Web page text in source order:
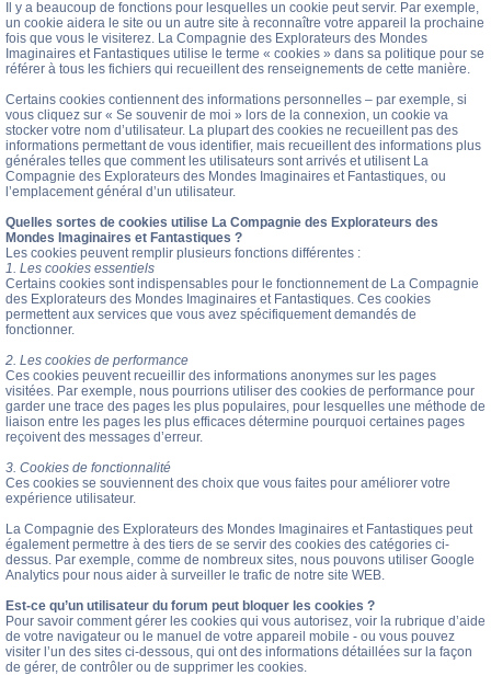
r
Il y a beaucoup de fonctions pour lesquelles un cookie peut servir. Par exemple,
un cookie aidera le site ou un autre site à reconnaître votre appareil la prochaine
fois que vous le visiterez. La Compagnie des Explorateurs des Mondes
Imaginaires et Fantastiques utilise le terme « cookies » dans sa politique pour se
référer à tous les fichiers qui recueillent des renseignements de cette manière.
Certains cookies contiennent des informations personnelles – par exemple, si
vous cliquez sur « Se souvenir de moi » lors de la connexion, un cookie va
stocker votre nom d’utilisateur. La plupart des cookies ne recueillent pas des
informations permettant de vous identifier, mais recueillent des informations plus
générales telles que comment les utilisateurs sont arrivés et utilisent La
Compagnie des Explorateurs des Mondes Imaginaires et Fantastiques, ou
l’emplacement général d’un utilisateur.
Quelles sortes de cookies utilise La Compagnie des Explorateurs des
Mondes Imaginaires et Fantastiques ?
Les cookies peuvent remplir plusieurs fonctions différentes :
1. Les cookies essentiels
Certains cookies sont indispensables pour le fonctionnement de La Compagnie
des Explorateurs des Mondes Imaginaires et Fantastiques. Ces cookies
permettent aux services que vous avez spécifiquement demandés de
fonctionner.
2. Les cookies de performance
Ces cookies peuvent recueillir des informations anonymes sur les pages
visitées. Par exemple, nous pourrions utiliser des cookies de performance pour
garder une trace des pages les plus populaires, pour lesquelles une méthode de
liaison entre les pages les plus efficaces détermine pourquoi certaines pages
reçoivent des messages d’erreur.
3. Cookies de fonctionnalité
Ces cookies se souviennent des choix que vous faites pour améliorer votre
expérience utilisateur.
La Compagnie des Explorateurs des Mondes Imaginaires et Fantastiques peut
également permettre à des tiers de se servir des cookies des catégories ci-
dessus. Par exemple, comme de nombreux sites, nous pouvons utiliser Google
Analytics pour nous aider à surveiller le trafic de notre site WEB.
Est-ce qu’un utilisateur du forum peut bloquer les cookies ?
Pour savoir comment gérer les cookies qui vous autorisez, voir la rubrique d’aide
de votre navigateur ou le manuel de votre appareil mobile - ou vous pouvez
visiter l’un des sites ci-dessous, qui ont des informations détaillées sur la façon
de gérer, de contrôler ou de supprimer les cookies.